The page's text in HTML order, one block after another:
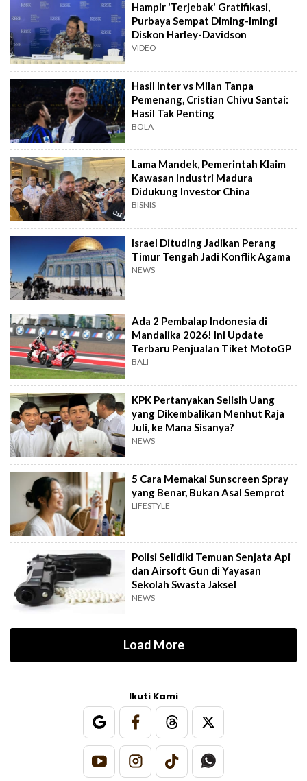
Hampir 'Terjebak' Gratifikasi,
Purbaya Sempat Diming-Imingi
Diskon Harley-Davidson
VIDEO
Hasil Inter vs Milan Tanpa
Pemenang, Cristian Chivu Santai:
Hasil Tak Penting
BOLA
Lama Mandek, Pemerintah Klaim
Kawasan Industri Madura
Didukung Investor China
BISNIS
Israel Dituding Jadikan Perang
Timur Tengah Jadi Konflik Agama
NEWS
Ada 2 Pembalap Indonesia di
Mandalika 2026! Ini Update
Terbaru Penjualan Tiket MotoGP
BALI
KPK Pertanyakan Selisih Uang
yang Dikembalikan Menhut Raja
Juli, ke Mana Sisanya?
NEWS
5 Cara Memakai Sunscreen Spray
yang Benar, Bukan Asal Semprot
LIFESTYLE
Polisi Selidiki Temuan Senjata Api
dan Airsoft Gun di Yayasan
Sekolah Swasta Jaksel
NEWS
Load More
Ikuti Kami